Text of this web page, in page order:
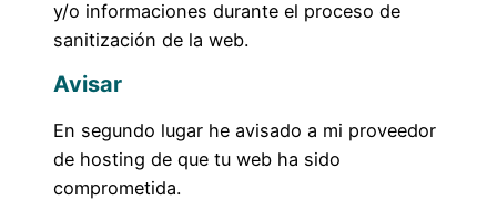
y/o informaciones durante el proceso de
sanitización de la web.
Avisar
En segundo lugar he avisado a mi proveedor
de hosting de que tu web ha sido
comprometida.